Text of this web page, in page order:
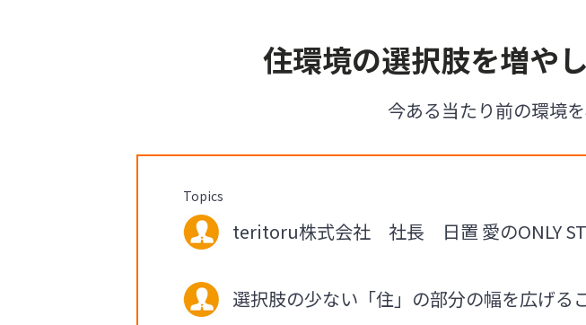
住環境の選択肢を増や
今ある当たり前の環境
Topics
teritoru株式会社 社長 日置 愛のONLY
選択肢の少ない「住」の部分の幅を広げる